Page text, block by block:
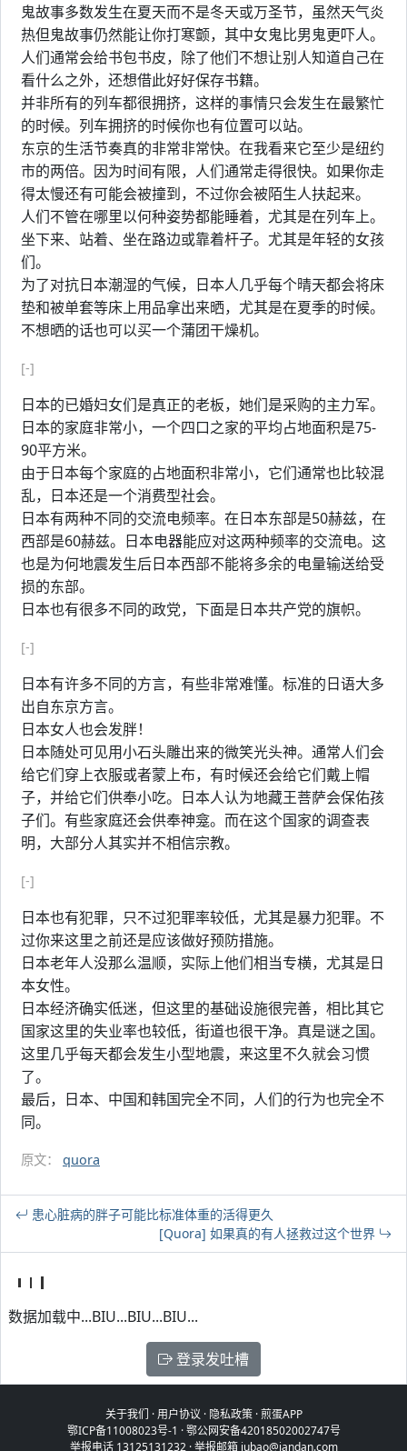
鬼故事多数发生在夏天而不是冬天或万圣节，虽然天气炎
热但鬼故事仍然能让你打寒颤，其中女鬼比男鬼更吓人。
人们通常会给书包书皮，除了他们不想让别人知道自己在
看什么之外，还想借此好好保存书籍。
并非所有的列车都很拥挤，这样的事情只会发生在最繁忙
的时候。列车拥挤的时候你也有位置可以站。
东京的生活节奏真的非常非常快。在我看来它至少是纽约
市的两倍。因为时间有限，人们通常走得很快。如果你走
得太慢还有可能会被撞到，不过你会被陌生人扶起来。
人们不管在哪里以何种姿势都能睡着，尤其是在列车上。
坐下来、站着、坐在路边或靠着杆子。尤其是年轻的女孩
们。
为了对抗日本潮湿的气候，日本人几乎每个晴天都会将床
垫和被单套等床上用品拿出来晒，尤其是在夏季的时候。
不想晒的话也可以买一个蒲团干燥机。
[-]
日本的已婚妇女们是真正的老板，她们是采购的主力军。
日本的家庭非常小，一个四口之家的平均占地面积是75-
90平方米。
由于日本每个家庭的占地面积非常小，它们通常也比较混
乱，日本还是一个消费型社会。
日本有两种不同的交流电频率。在日本东部是50赫兹，在
西部是60赫兹。日本电器能应对这两种频率的交流电。这
也是为何地震发生后日本西部不能将多余的电量输送给受
损的东部。
日本也有很多不同的政党，下面是日本共产党的旗帜。
[-]
日本有许多不同的方言，有些非常难懂。标准的日语大多
出自东京方言。
日本女人也会发胖！
日本随处可见用小石头雕出来的微笑光头神。通常人们会
给它们穿上衣服或者蒙上布，有时候还会给它们戴上帽
子，并给它们供奉小吃。日本人认为地藏王菩萨会保佑孩
子们。有些家庭还会供奉神龛。而在这个国家的调查表
明，大部分人其实并不相信宗教。
[-]
日本也有犯罪，只不过犯罪率较低，尤其是暴力犯罪。不
过你来这里之前还是应该做好预防措施。
日本老年人没那么温顺，实际上他们相当专横，尤其是日
本女性。
日本经济确实低迷，但这里的基础设施很完善，相比其它
国家这里的失业率也较低，街道也很干净。真是谜之国。
这里几乎每天都会发生小型地震，来这里不久就会习惯
了。
最后，日本、中国和韩国完全不同，人们的行为也完全不
同。
原文： quora
患心脏病的胖子可能比标准体重的活得更久
[Quora] 如果真的有人拯救过这个世界
数据加载中...BIU...BIU...BIU...
登录发吐槽
关于我们 ·用户协议 · 隐私政策·煎蛋APP
鄂ICP备11008023号-1 ·鄂公网安备42018502002747号
举报电话 13125131232 · 举报邮箱 jubao@jandan.com